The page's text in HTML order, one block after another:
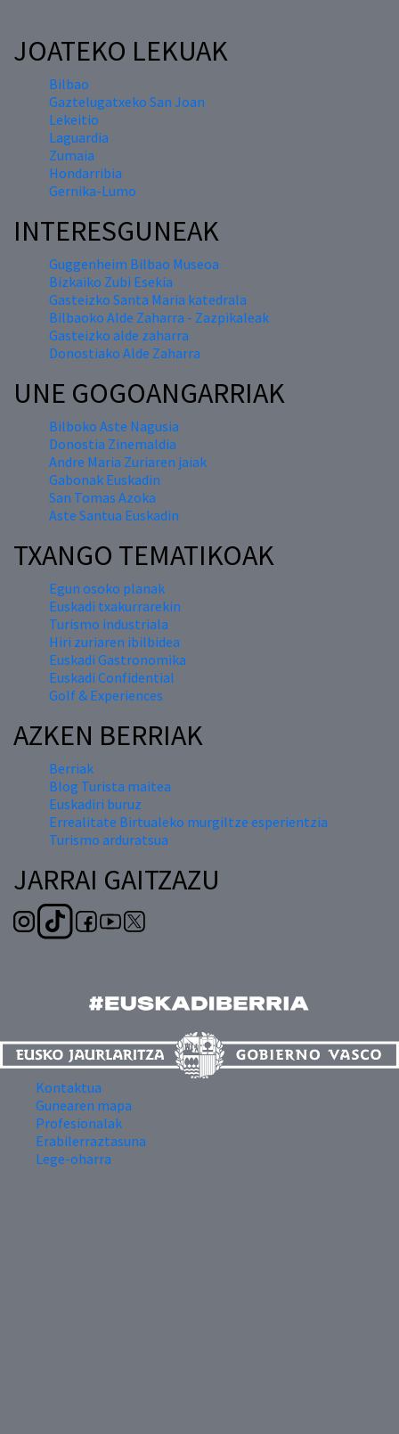
JOATEKO LEKUAK
Bilbao
Gaztelugatxeko San Joan
Lekeitio
Laguardia
Zumaia
Hondarribia
Gernika-Lumo
INTERESGUNEAK
Guggenheim Bilbao Museoa
Bizkaiko Zubi Esekia
Gasteizko Santa Maria katedrala
Bilbaoko Alde Zaharra - Zazpikaleak
Gasteizko alde zaharra
Donostiako Alde Zaharra
UNE GOGOANGARRIAK
Bilboko Aste Nagusia
Donostia Zinemaldia
Andre Maria Zuriaren jaiak
Gabonak Euskadin
San Tomas Azoka
Aste Santua Euskadin
TXANGO TEMATIKOAK
Egun osoko planak
Euskadi txakurrarekin
Turismo industriala
Hiri zuriaren ibilbidea
Euskadi Gastronomika
Euskadi Confidential
Golf & Experiences
AZKEN BERRIAK
Berriak
Blog Turista maitea
Euskadiri buruz
Errealitate Birtualeko murgiltze esperientzia
Turismo arduratsua
JARRAI GAITZAZU
Kontaktua
Gunearen mapa
Profesionalak
Erabilerraztasuna
Lege-oharra